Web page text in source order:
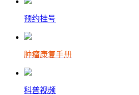
预约挂号
肿瘤康复手册
科普视频